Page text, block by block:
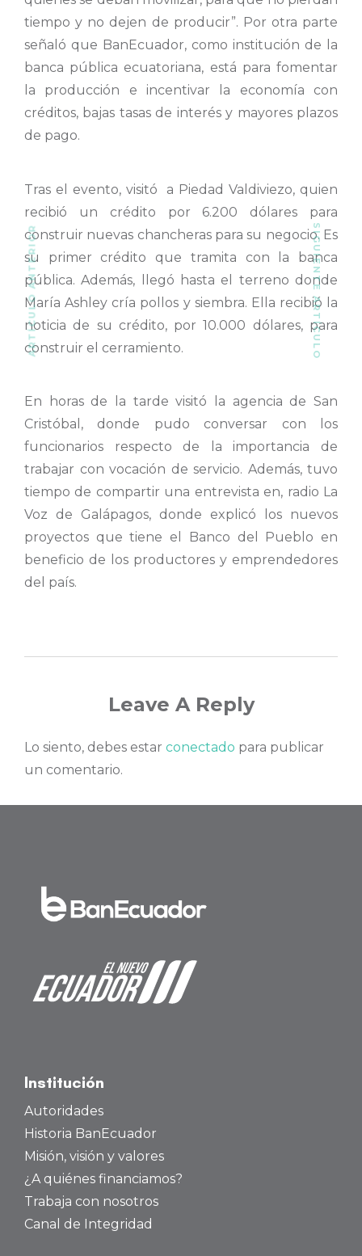
tiempo y no dejen de producir”. Por otra parte
señaló que BanEcuador, como institución de la
banca pública ecuatoriana, está para fomentar
la producción e incentivar la economía con
créditos, bajas tasas de interés y mayores plazos
de pago.
Tras el evento, visitó a Piedad Valdiviezo, quien
recibió un crédito por 6.200 dólares para
construir nuevas chancheras para su negocio. Es
su primer crédito que tramita con la banca
pública. Además, llegó hasta el terreno donde
María Ashley cría pollos y siembra. Ella recibió la
noticia de su crédito, por 10.000 dólares, para
construir el cerramiento.
En horas de la tarde visitó la agencia de San
Cristóbal, donde pudo conversar con los
funcionarios respecto de la importancia de
trabajar con vocación de servicio. Además, tuvo
tiempo de compartir una entrevista en, radio La
Voz de Galápagos, donde explicó los nuevos
proyectos que tiene el Banco del Pueblo en
beneficio de los productores y emprendedores
del país.
Leave A Reply
Lo siento, debes estar conectado para publicar
un comentario.
ARTÍCULO ANTERIOR SIGUIENTE ARTÍCULO
Institución
Autoridades
Historia BanEcuador
Misión, visión y valores
¿A quiénes financiamos?
Trabaja con nosotros
Canal de Integridad